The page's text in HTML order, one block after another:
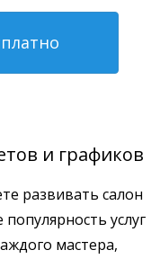
и графиков
развивать салон
услуг
мастера,